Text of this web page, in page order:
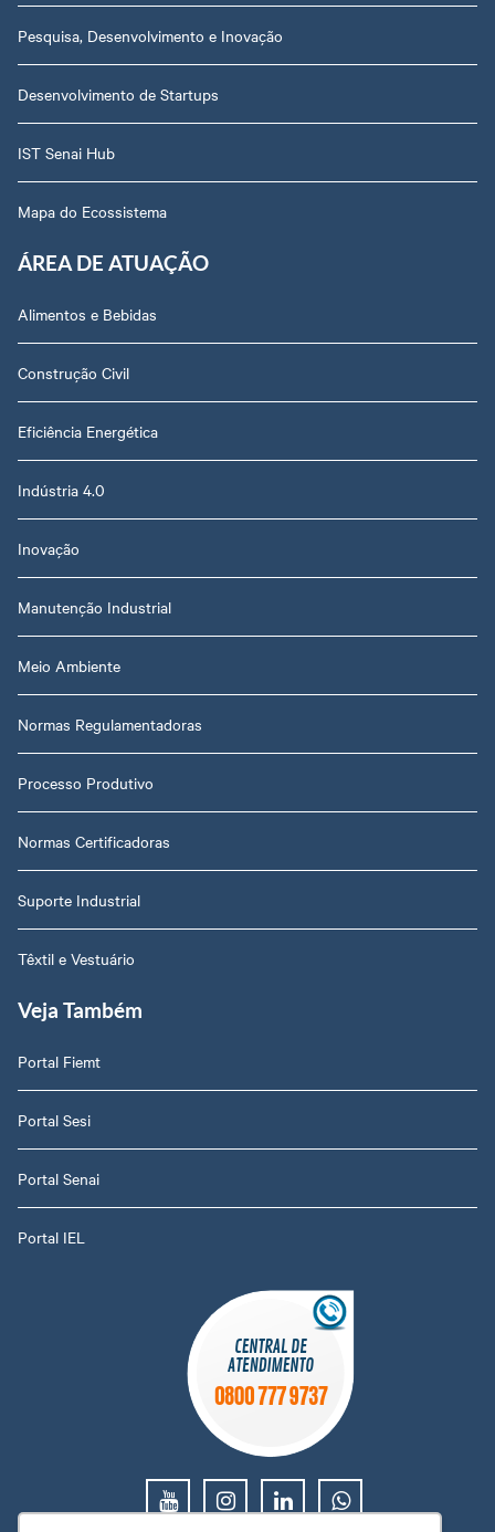
Pesquisa, Desenvolvimento e Inovação
Desenvolvimento de Startups
IST Senai Hub
Mapa do Ecossistema
ÁREA DE ATUAÇÃO
Alimentos e Bebidas
Construção Civil
Eficiência Energética
Indústria 4.0
Inovação
Manutenção Industrial
Meio Ambiente
Normas Regulamentadoras
Processo Produtivo
Normas Certificadoras
Suporte Industrial
Têxtil e Vestuário
Veja Também
Portal Fiemt
Portal Sesi
Portal Senai
Portal IEL